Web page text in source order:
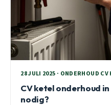
28 JULI 2025 · ONDERHOUD
CV ketel onderhoud
nodig?